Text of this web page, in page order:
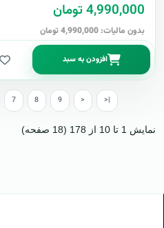
4,990,000 تومان
بدون مالیات: 4,990,000 تومان
افزودن به سبد
7 8 9 > >|
نمایش 1 تا 10 از 178 (18 صفحه)